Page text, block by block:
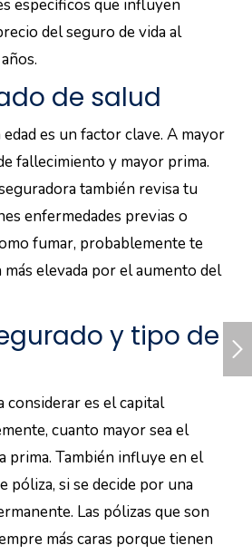
específicos que influyen
del seguro de vida al
de salud
es un factor clave. A mayor
fallecimiento y mayor prima.
también revisa tu
enfermedades previas o
fumar, probablemente te
elevada por el aumento del
y tipo de
es el capital
cuanto mayor sea el
prima. También influye en el
póliza, si se decide por una
Las pólizas que son
más caras porque tienen